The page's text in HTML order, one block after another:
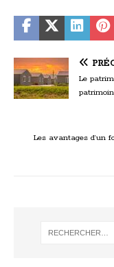
Le
Les avantages d’un